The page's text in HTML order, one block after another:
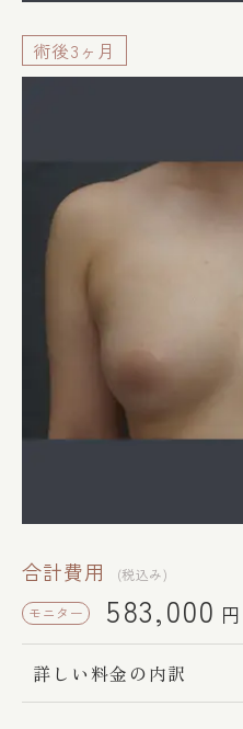
術後3ヶ月
合計費用 (税込み)
モニター 583,000 円
詳しい料金の内訳